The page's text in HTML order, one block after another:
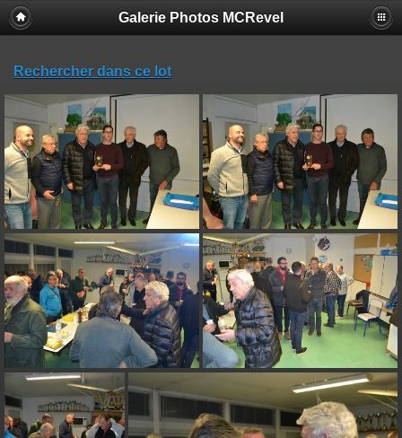
Galerie Photos MCRevel
Rechercher dans ce lot